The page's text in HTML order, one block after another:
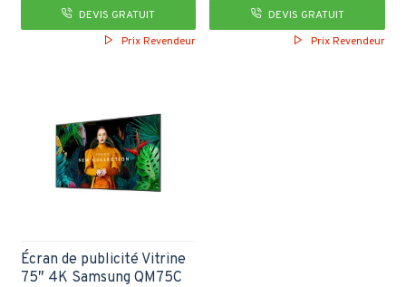
DEVIS GRATUIT
Prix Revendeur
DEVIS GRATUIT
Prix Revendeur
Écran de publicité Vitrine
75″ 4K Samsung QM75C